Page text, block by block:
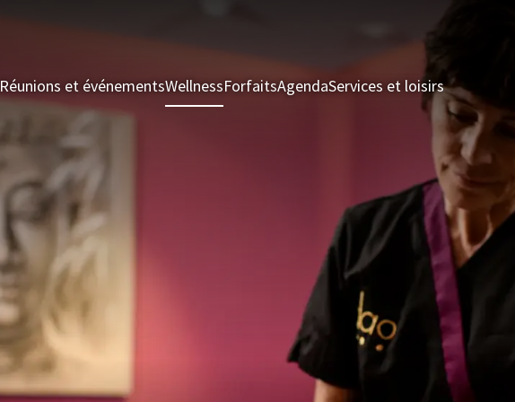
Réunions et événementsWellnessForfaitsAgendaServices et loisirsChambres